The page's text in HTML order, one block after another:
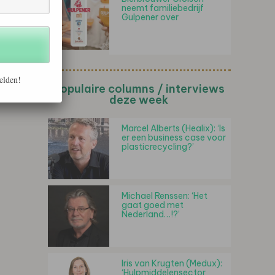
neemt familiebedrijf
Gulpener over
Populaire columns / interviews
deze week
Marcel Alberts (Healix): ‘Is
er een business case voor
plasticrecycling?’
Michael Renssen: ‘Het
gaat goed met
Nederland…!?’
Iris van Krugten (Medux):
‘Hulpmiddelensector